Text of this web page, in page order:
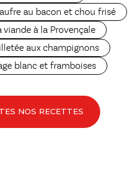
au bacon et chou frisé
viande à la Provençale
aux champignons
blanc et framboises
NOS RECETTES